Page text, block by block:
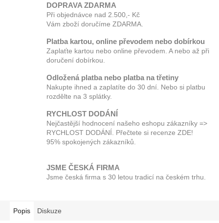
DOPRAVA ZDARMA
Při objednávce nad 2.500,- Kč
Vám zboží doručíme ZDARMA.
Platba kartou, online převodem nebo dobírkou
Zaplaťte kartou nebo online převodem. A nebo až při
doručení dobírkou.
Odložená platba nebo platba na třetiny
Nakupte ihned a zaplatíte do 30 dní. Nebo si platbu
rozdělte na 3 splátky.
RYCHLOST DODÁNÍ
Nejčastější hodnocení našeho eshopu zákazníky =>
RYCHLOST DODÁNÍ. Přečtete si recenze ZDE!
95% spokojených zákazníků.
JSME ČESKÁ FIRMA
Jsme česká firma s 30 letou tradicí na českém trhu.
Popis Diskuze